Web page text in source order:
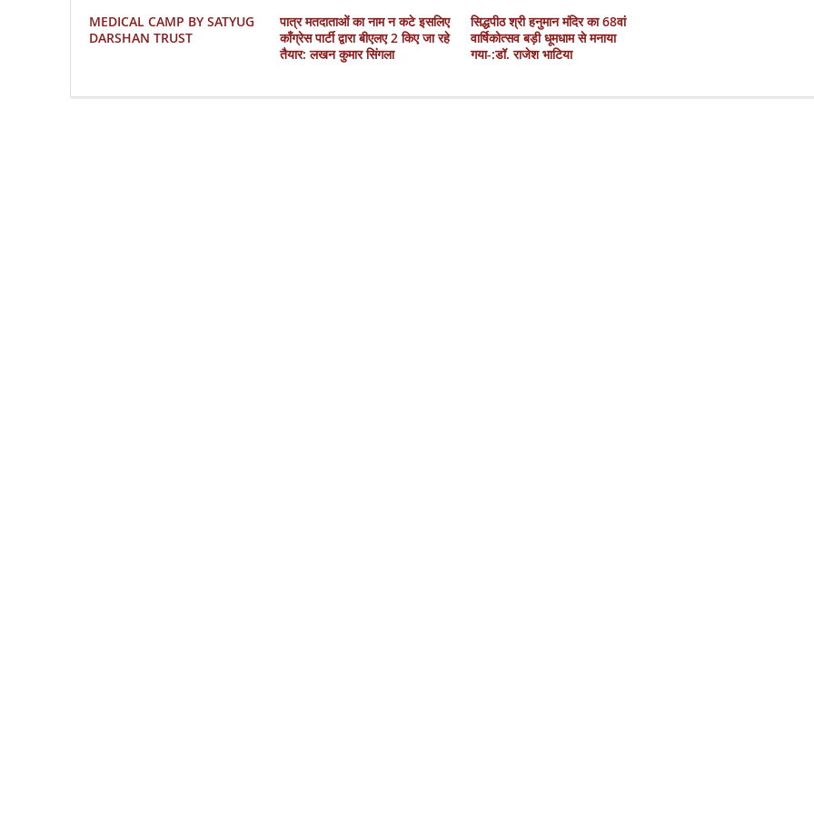
MEDICAL CAMP BY SATYUG
DARSHAN TRUST
पात्र मतदाताओं का नाम न कटे इसलिए
काँग्रेस पार्टी द्वारा बीएलए 2 किए जा रहे
तैयार: लखन कुमार सिंगला
सिद्धपीठ श्री हनुमान मंदिर का 68वां
वार्षिकोत्सव बड़ी धूमधाम से मनाया
गया-:डॉ. राजेश भाटिया